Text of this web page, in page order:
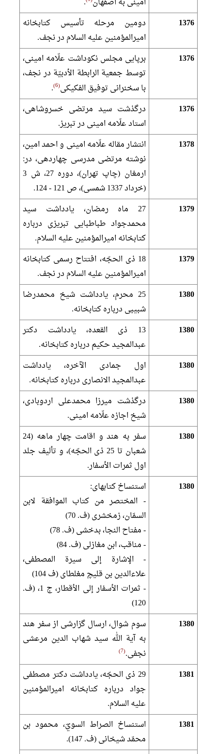
1376
دومين مرحله تأسيس كتابخانه
اميرالمؤمنين عليه السلام در نجف.
1376
برپايى مجلس نكوداشت علّامه امينى،
توسط جمعية الرابطة الأدبيّة در نجف،
با سخنرانى توفيق الفكيكى6
.
1376
درگذشت سيد مرتضى خسروشاهى،
استاد علّامه امينى در تبريز.
1378
انتشار مقاله علّامه امينى و احمد امين،
نوشته مرتضى مدرسى چهاردهى، در:
ارمغان (چاپ تهران)، دوره 27، ش 3
(خرداد 1337 شمسى)، ص 121 - 124.
1379
27 ماه رمضان، يادداشت سيد
محمدجواد طباطبايى تبريزى درباره
كتابخانه اميرالمؤمنين عليه السلام.
1379
18 ذى الحجّه، افتتاح رسمى كتابخانه
اميرالمؤمنين عليه السلام در نجف.
1380
25 محرم، يادداشت شيخ محمدرضا
شبيبى درباره كتابخانه.
1380
13 ذى القعده، يادداشت دكتر
عبدالمجيد حكيم درباره كتابخانه.
1380
اول جمادى الآخره، يادداشت
عبدالمجيد الانصارى درباره كتابخانه.
1380
درگذشت ميرزا محمدعلى اردوبادى،
شيخ اجازه علّامه امينى.
1380
سفر به هند و اقامت چهار ماهه (24
شعبان تا 25 ذى الحجّه)، و تأليف جلد
اول ثمرات الأسفار.
1380
استنساخ كتابهاى:
- المختصر من كتاب الموافقة لابن
السمّان، زمخشرى (ف. 70)
- مفتاح النجا، بدخشى (ف. 78)
- مناقب، ابن مغازلى (ف. 84)
- الإشارة إلى‏ سيرة المصطفى،
علاءالدين بن قليچ مغلطاى (ف 104)
- ثمرات الأسفار إلى الأقطار، ج 1، (ف.
120)
1380
سوم شوال، ارسال گزارشى از سفر هند
به آية الله سيد شهاب الدين مرعشى
نجفى.7
1381
29 ذى الحجّه، يادداشت دكتر مصطفى
جواد درباره كتابخانه اميرالمؤمنين
عليه السلام.
1381
استنساخ الصراط السويّ، محمود بن
محمّد شيخانى (ف. 147).